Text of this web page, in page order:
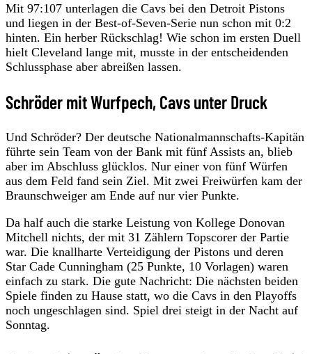
Mit 97:107 unterlagen die Cavs bei den Detroit Pistons
und liegen in der Best-of-Seven-Serie nun schon mit 0:2
hinten. Ein herber Rückschlag! Wie schon im ersten Duell
hielt Cleveland lange mit, musste in der entscheidenden
Schlussphase aber abreißen lassen.
Schröder mit Wurfpech, Cavs unter Druck
Und Schröder? Der deutsche Nationalmannschafts-Kapitän
führte sein Team von der Bank mit fünf Assists an, blieb
aber im Abschluss glücklos. Nur einer von fünf Würfen
aus dem Feld fand sein Ziel. Mit zwei Freiwürfen kam der
Braunschweiger am Ende auf nur vier Punkte.
Da half auch die starke Leistung von Kollege Donovan
Mitchell nichts, der mit 31 Zählern Topscorer der Partie
war. Die knallharte Verteidigung der Pistons und deren
Star Cade Cunningham (25 Punkte, 10 Vorlagen) waren
einfach zu stark. Die gute Nachricht: Die nächsten beiden
Spiele finden zu Hause statt, wo die Cavs in den Playoffs
noch ungeschlagen sind. Spiel drei steigt in der Nacht auf
Sonntag.